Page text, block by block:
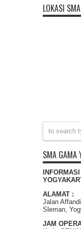
LOKASI
SMA GAMA
ALAMAT :
Jalan
Sleman,
JAM